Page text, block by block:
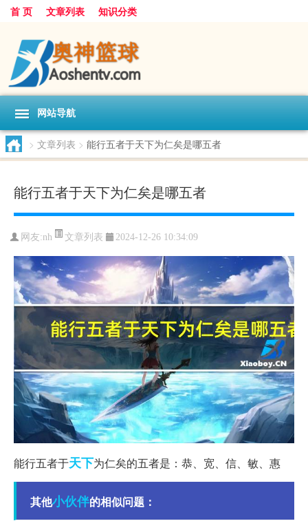
首 页 文章列表 知识分类
网站导航
> 文章列表 > 能行五者于天下为仁矣是哪五者
能行五者于天下为仁矣是哪五者
网友:nh 文章列表 2024-12-26 10:34:09
能行五者于天下为仁矣的五者是：恭、宽、信、敏、惠
其他小伙伴的相似问题：